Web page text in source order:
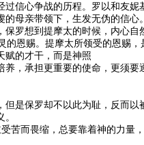
过信心争战的历程。罗以和友
母亲带领下，生发无伪的信
罗想到提摩太的时候，内心自
恩赐。提摩太所领受的恩赐
赋的才干，而是神照
承担更重要的使命，更须要
保罗却不以此为耻，反而以
而畏缩，总要靠着神的力量，